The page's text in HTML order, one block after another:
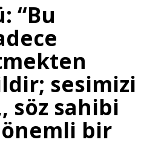
“Bu
sesimizi
söz sahibi
bir